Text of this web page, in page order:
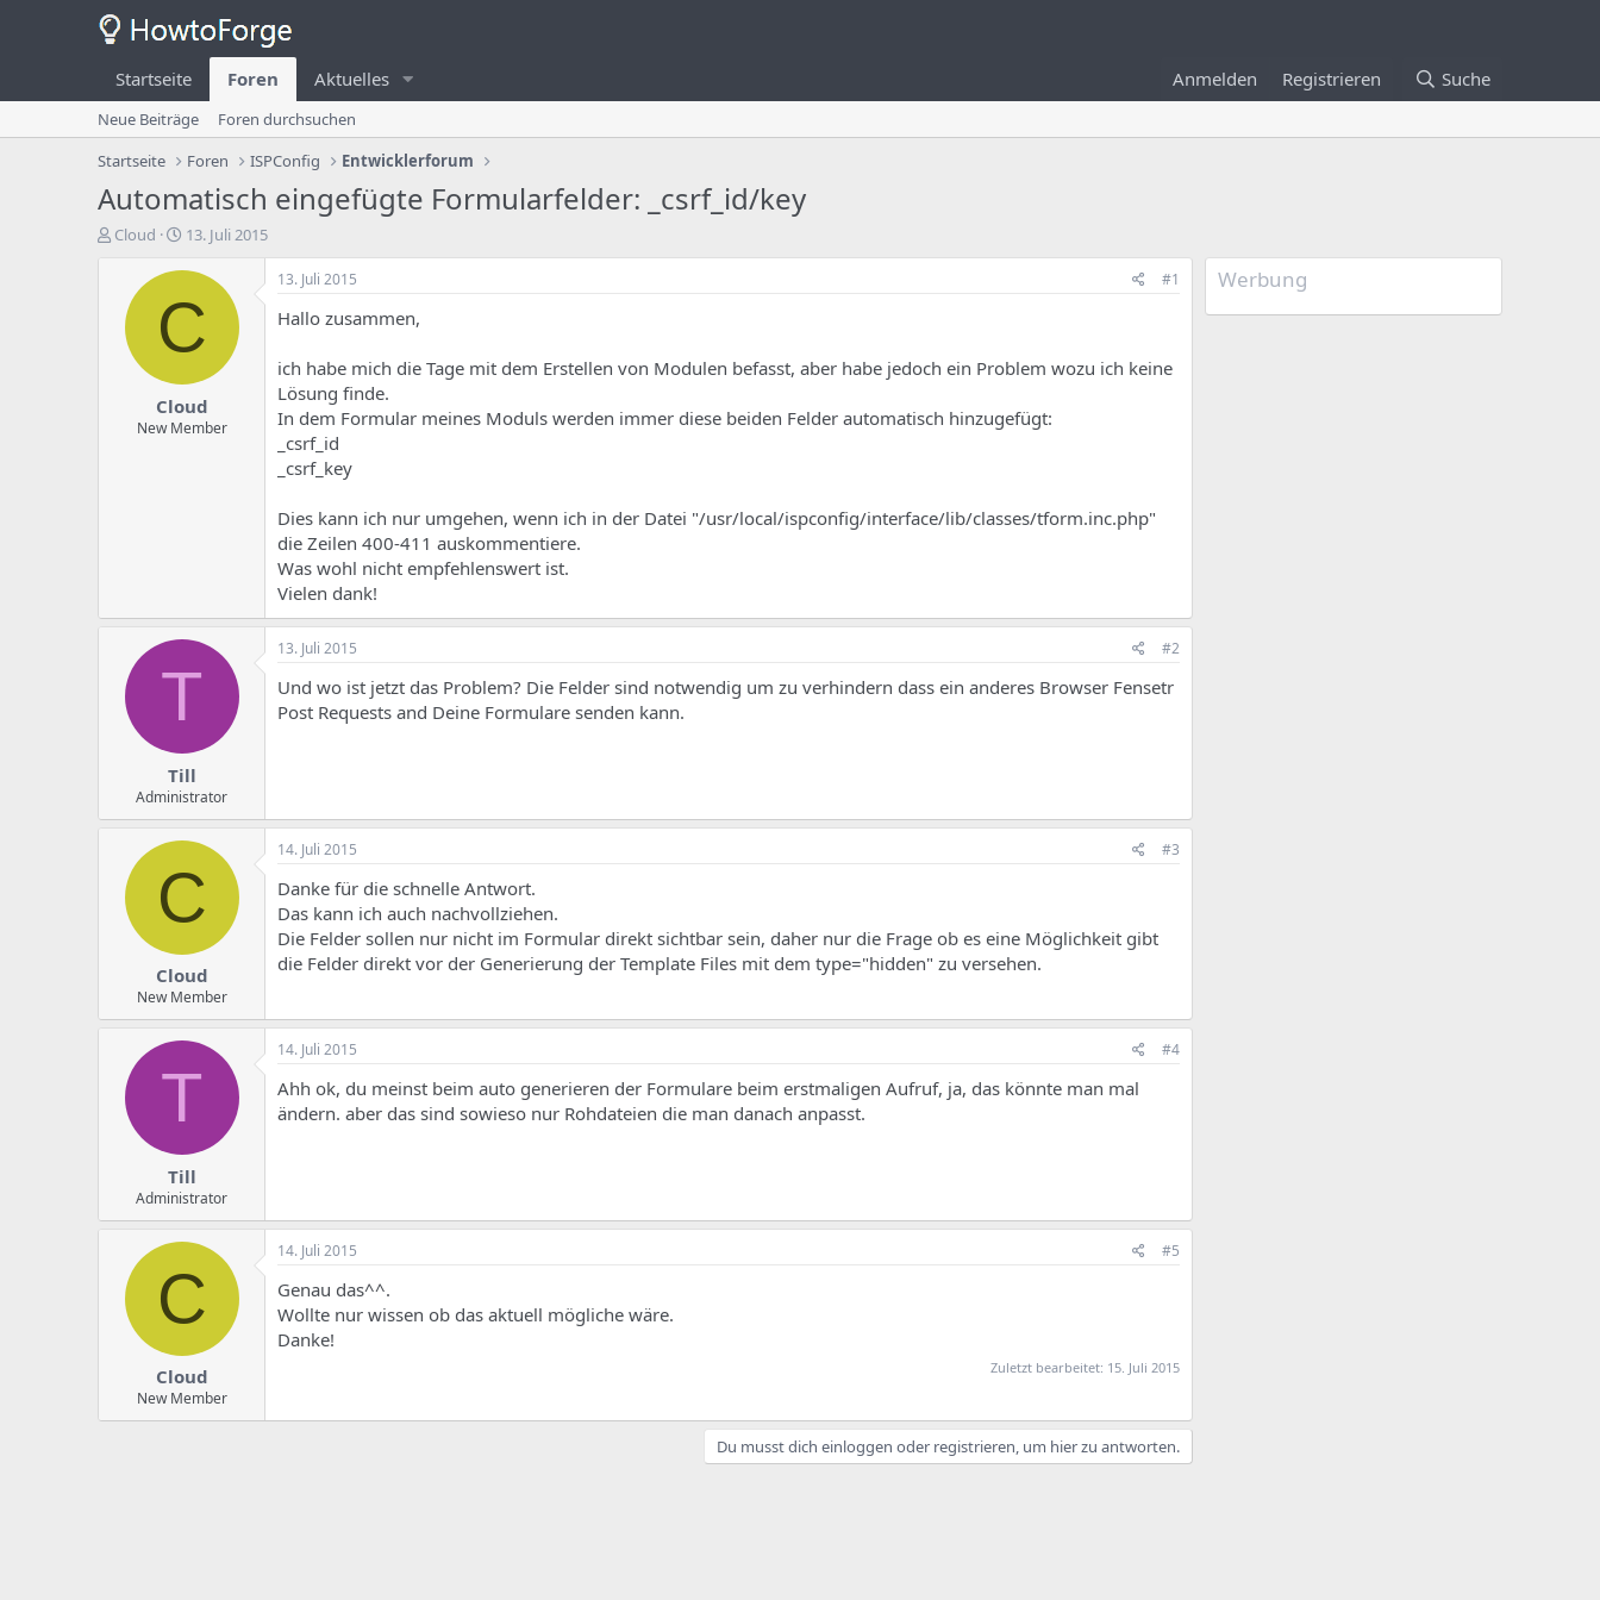
Startseite Foren Aktuelles Anmelden Registrieren Suche
Neue Beiträge
Foren durchsuchen
Startseite
Foren ISPConfig Entwicklerforum
Automatisch eingefügte Formularfelder: _csrf_id/key
E
Cloud
E
s
t
u
n
g
13. Juli 2015
C
Cloud
New Member
13. Juli 2015 #1
Hallo zusammen,
ich habe mich die Tage mit dem Erstellen von Modulen befasst, aber habe jedoch ein Problem wozu ich keine
Lösung finde.
In dem Formular meines Moduls werden immer diese beiden Felder automatisch hinzugefügt:
_csrf_id
_csrf_key
Dies kann ich nur umgehen, wenn ich in der Datei "/usr/local/ispconfig/interface/lib/classes/tform.inc.php"
die Zeilen 400-411 auskommentiere.
Was wohl nicht empfehlenswert ist.
Vielen dank!
T
Till
Administrator
13. Juli 2015 #2
Und wo ist jetzt das Problem? Die Felder sind notwendig um zu verhindern dass ein anderes Browser Fensetr
Post Requests and Deine Formulare senden kann.
C
Cloud
New Member
14. Juli 2015 #3
Danke für die schnelle Antwort.
Das kann ich auch nachvollziehen.
Die Felder sollen nur nicht im Formular direkt sichtbar sein, daher nur die Frage ob es eine Möglichkeit gibt
die Felder direkt vor der Generierung der Template Files mit dem type="hidden" zu versehen.
T
Till
Administrator
14. Juli 2015 #4
Ahh ok, du meinst beim auto generieren der Formulare beim erstmaligen Aufruf, ja, das könnte man mal
ändern. aber das sind sowieso nur Rohdateien die man danach anpasst.
C
Cloud
New Member
14. Juli 2015 #5
Genau das^^.
Wollte nur wissen ob das aktuell mögliche wäre.
Danke!
Zuletzt bearbeitet: 15. Juli 2015
Du musst dich einloggen oder registrieren, um hier zu antworten.
Werbung